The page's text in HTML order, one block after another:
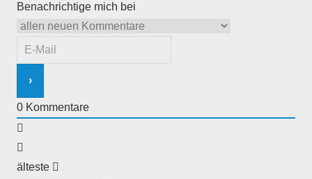
Benachrichtige mich bei
0 Kommentare
älteste